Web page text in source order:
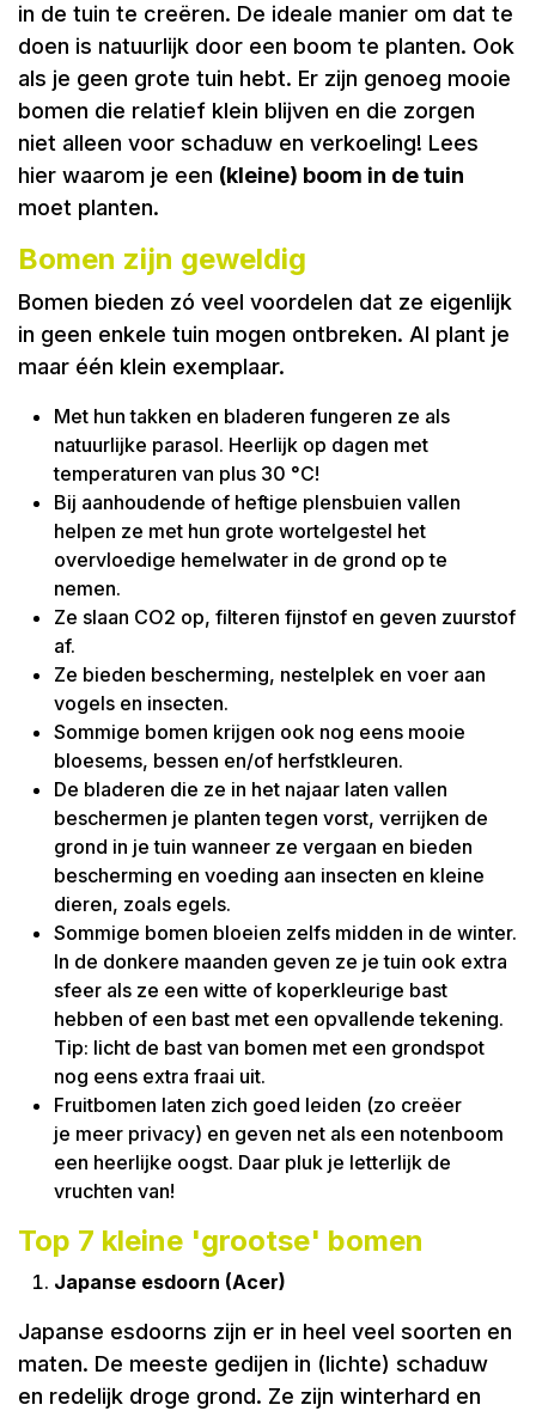
in de tuin te creëren. De ideale manier om dat te
doen is natuurlijk door een boom te planten. Ook
als je geen grote tuin hebt. Er zijn genoeg mooie
bomen die relatief klein blijven en die zorgen
niet alleen voor schaduw en verkoeling! Lees
hier waarom je een (kleine) boom in de tuin
moet planten.
Bomen zijn geweldig
Bomen bieden zó veel voordelen dat ze eigenlijk
in geen enkele tuin mogen ontbreken. Al plant je
maar één klein exemplaar.
Met hun takken en bladeren fungeren ze als
natuurlijke parasol. Heerlijk op dagen met
temperaturen van plus 30 °C!
Bij aanhoudende of heftige plensbuien vallen
helpen ze met hun grote wortelgestel het
overvloedige hemelwater in de grond op te
nemen.
Ze slaan CO2 op, filteren fijnstof en geven zuurstof
af.
Ze bieden bescherming, nestelplek en voer aan
vogels en insecten.
Sommige bomen krijgen ook nog eens mooie
bloesems, bessen en/of herfstkleuren.
De bladeren die ze in het najaar laten vallen
beschermen je planten tegen vorst, verrijken de
grond in je tuin wanneer ze vergaan en bieden
bescherming en voeding aan insecten en kleine
dieren, zoals egels.
Sommige bomen bloeien zelfs midden in de winter.
In de donkere maanden geven ze je tuin ook extra
sfeer als ze een witte of koperkleurige bast
hebben of een bast met een opvallende tekening.
Tip: licht de bast van bomen met een grondspot
nog eens extra fraai uit.
Fruitbomen laten zich goed leiden (zo creëer
je meer privacy) en geven net als een notenboom
een heerlijke oogst. Daar pluk je letterlijk de
vruchten van!
Top 7 kleine 'grootse' bomen
Japanse esdoorn (Acer)
Japanse esdoorns zijn er in heel veel soorten en
maten. De meeste gedijen in (lichte) schaduw
en redelijk droge grond. Ze zijn winterhard en